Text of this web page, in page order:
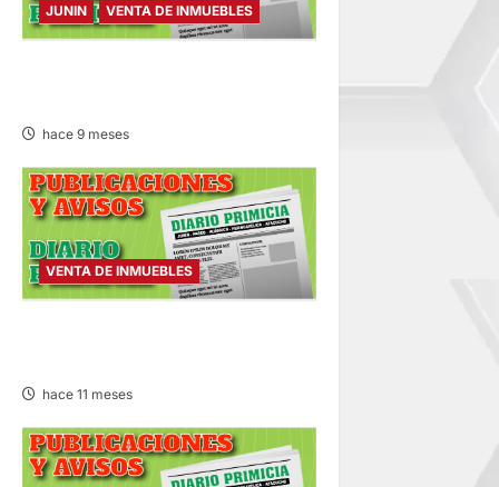
JUNIN VENTA DE INMUEBLES
hace 9 meses
VENTA DE INMUEBLES
hace 11 meses